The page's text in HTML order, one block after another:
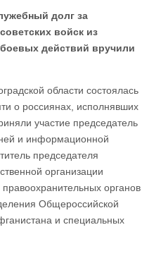
долг за
войск из
действий вручили
области состоялась
о россиянах, исполнявших
участие председатель
и информационной
председателя
организации
органов
Общероссийской
и специальных